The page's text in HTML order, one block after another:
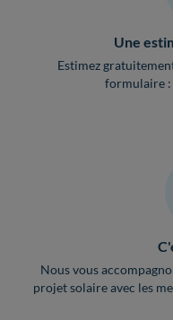
Une
Estimez
formulaire :
Nous vous
projet solaire avec les